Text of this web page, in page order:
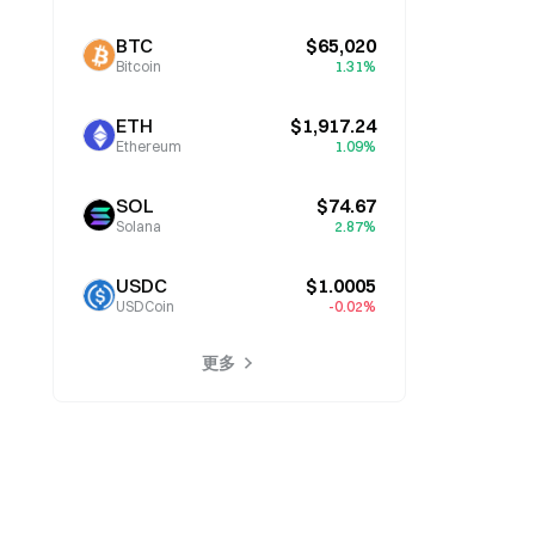
BTC
Bitcoin
$65,020
1.31%
ETH
Ethereum
$1,917.24
1.09%
SOL
Solana
$74.67
2.87%
USDC
USDCoin
$1.0005
-0.02%
更多